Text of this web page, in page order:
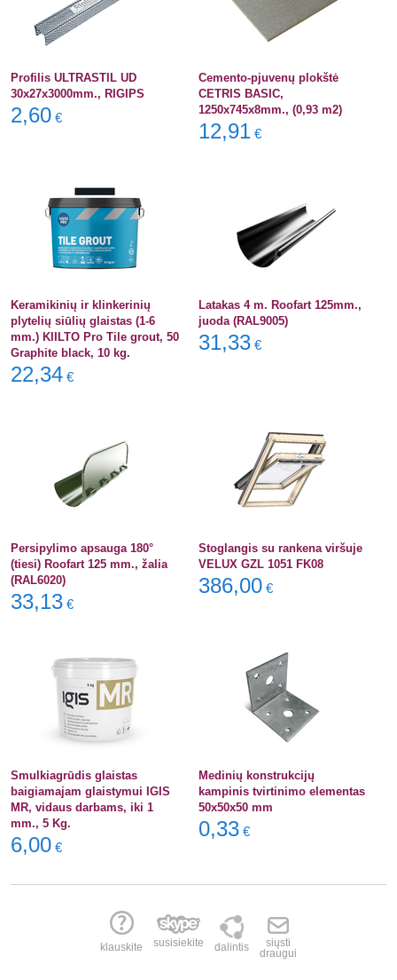
Profilis ULTRASTIL UD
30x27x3000mm., RIGIPS
2,60 €
Cemento-pjuvenų plokštė
CETRIS BASIC,
1250x745x8mm., (0,93 m2)
12,91 €
Keramikinių ir klinkerinių
plytelių siūlių glaistas (1-6
mm.) KIILTO Pro Tile grout, 50
Graphite black, 10 kg.
22,34 €
Latakas 4 m. Roofart 125mm.,
juoda (RAL9005)
31,33 €
Persipylimo apsauga 180°
(tiesi) Roofart 125 mm., žalia
(RAL6020)
33,13 €
Stoglangis su rankena viršuje
VELUX GZL 1051 FK08
386,00 €
Smulkiagrūdis glaistas
baigiamajam glaistymui IGIS
MR, vidaus darbams, iki 1
mm., 5 Kg.
6,00 €
Medinių konstrukcijų
kampinis tvirtinimo elementas
50x50x50 mm
0,33 €
klauskite susisiekite dalintis
siųsti
draugui